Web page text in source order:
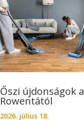
Őszi újdonságok a
Rowentától
2026. július 18.